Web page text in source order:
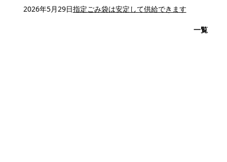
2026年5月29日指定ごみ袋は安定して供給できます
一覧